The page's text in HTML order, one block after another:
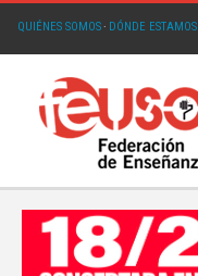
QUIÉNES SOMOS· DÓNDE ESTAMOS